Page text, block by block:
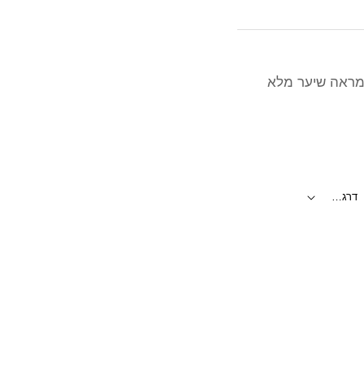
ומראה שיער מלא